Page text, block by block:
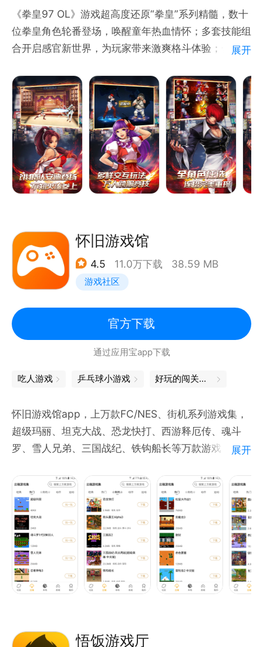
《拳皇97 OL》游戏超高度还原“拳皇”系列精髓，数十
位拳皇角色轮番登场，唤醒童年热血情怀；多套技能组
合开启感官新世界，为玩家带来激爽格斗体验；合理的
真实打的击感，实现你连击爆表的超神之梦；！
---真拳皇格斗模式，3V3接力对决---
老拳皇的对决模式，玩家与玩家之间的实时格斗对战，
每人操控3名角色接力上阵。
---极简轻松操作，连招一气呵成---
拳拳到肉的爽快打击、级致真实的动作表现、不再有繁
---跨服战燃情开启，挑战各区格斗精英---
打破服务器壁垒，各区实力超群的精英玩家可以跨服挑
战其他服务器的高手，通过与更多高手过招，不断增强
自己的实力，成为一名真正的格斗之皇！
原作当中的数十位角色将轮番登场，在游戏中可以选择
并操作不同的格斗家进行战斗，每一名格斗家都是一种
展开
怀旧游戏馆
4.5 11.0万下载 38.59 MB
游戏社区
官方下载
通过应用宝app下载
吃人游戏 乒乓球小游戏 好玩的闯关游戏
怀旧游戏馆app，上万款FC/NES、街机系列游戏集，
超级玛丽、坦克大战、恐龙快打、西游释厄传、魂斗
罗、雪人兄弟、三国战纪、铁钩船长等万款游戏，免费
怀旧游戏馆，是一款FC与街机模拟器，集万款游戏、
游戏社区、游戏商城与一体。有上万款80后、90后小
时候经常玩的游戏。
展开
悟饭游戏厅